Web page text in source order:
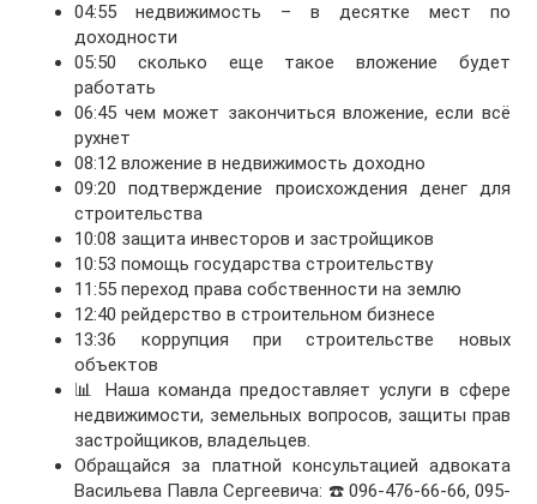
04:55 недвижимость – в десятке мест по
доходности
05:50 сколько еще такое вложение будет
работать
06:45 чем может закончиться вложение, если всё
рухнет
08:12 вложение в недвижимость доходно
09:20 подтверждение происхождения денег для
строительства
10:08 защита инвесторов и застройщиков
10:53 помощь государства строительству
11:55 переход права собственности на землю
12:40 рейдерство в строительном бизнесе
13:36 коррупция при строительстве новых
объектов
📊 Наша команда предоставляет услуги в сфере
недвижимости, земельных вопросов, защиты прав
застройщиков, владельцев.
Обращайся за платной консультацией адвоката
Васильева Павла Сергеевича: ☎️ 096-476-66-66, 095-